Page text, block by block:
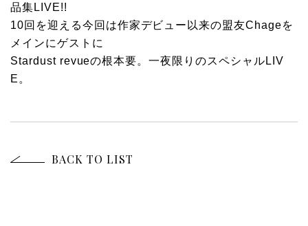
品集LIVE!!
10回を迎える今回は作家デビュー以来の盟友Chageを
メインにゲストに
Stardust revueの根本要。一夜限りのスペシャルLIV
E。
BACK TO LIST